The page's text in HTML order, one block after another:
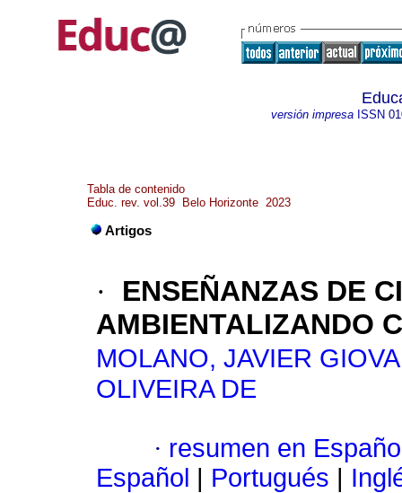
versión impresaISSN
Tabla de contenido
Educ. rev. vol.39 Belo Horizonte 2023
Artigos
·
ENSEÑANZAS DE
AMBIENTALIZANDO
MOLANO, JAVIER
OLIVEIRA DE
· resumen en
Español
Portugués